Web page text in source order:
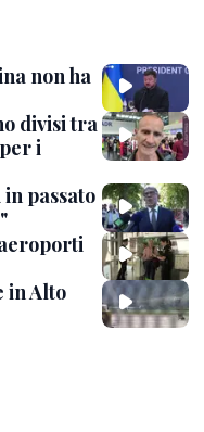
non ha
divisi tra
i
passato
in Alto